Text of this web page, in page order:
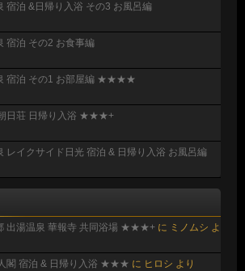
宿泊 &日帰り入浴 その3 お風呂編
宿泊 その2 お食事編
泉 宿泊 その1 お部屋編 ★★★★
朝日荘 日帰り入浴 ★★★+
レイクサイド日光 宿泊 & 日帰り入浴 お風呂編
出湯温泉 華報寺 共同浴場 ★★★+ に ミノムシ よ
人閣 宿泊 & 日帰り入浴 ★★★ に ヒロシ より